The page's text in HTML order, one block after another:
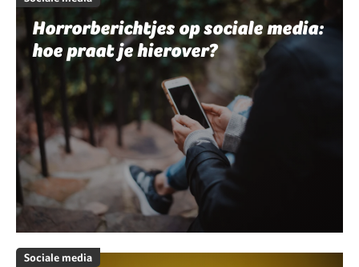
Horrorberichtjes op sociale media:
hoe praat je hierover?
Sociale media